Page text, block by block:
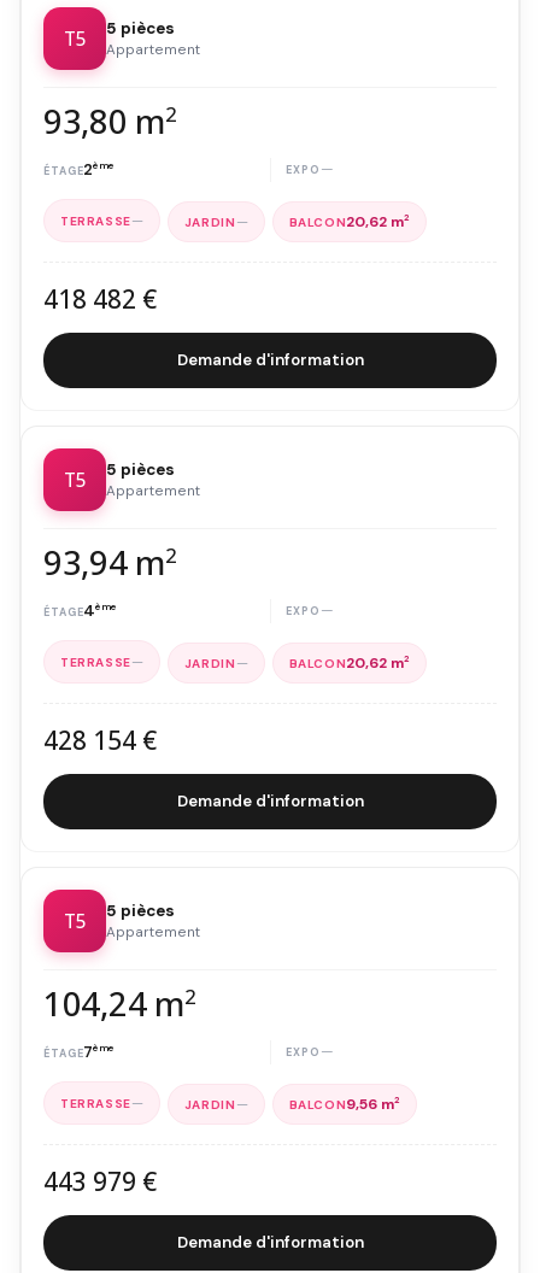
T5 5 pièces
Appartement
93,80 m2
2ème —
— — 20,62 m2
418 482 €
Demande d'information
T5 5 pièces
Appartement
93,94 m2
4ème —
— — 20,62 m2
428 154 €
Demande d'information
T5 5 pièces
Appartement
104,24 m2
7ème —
— — 9,56 m2
443 979 €
Demande d'information